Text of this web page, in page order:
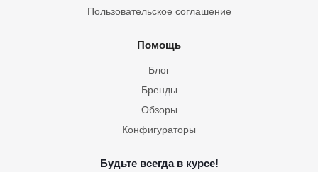
Пользовательское соглашение
Помощь
Блог
Бренды
Обзоры
Конфигураторы
Будьте всегда в курсе!